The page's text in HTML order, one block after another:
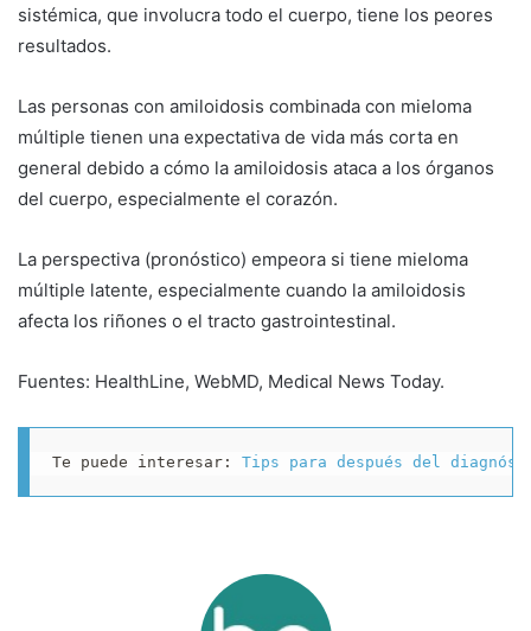
sistémica, que involucra todo el cuerpo, tiene los peores
resultados.
Las personas con amiloidosis combinada con mieloma
múltiple tienen una expectativa de vida más corta en
general debido a cómo la amiloidosis ataca a los órganos
del cuerpo, especialmente el corazón.
La perspectiva (pronóstico) empeora si tiene mieloma
múltiple latente, especialmente cuando la amiloidosis
afecta los riñones o el tracto gastrointestinal.
Fuentes: HealthLine, WebMD, Medical News Today.
Te puede interesar: Tips para después del